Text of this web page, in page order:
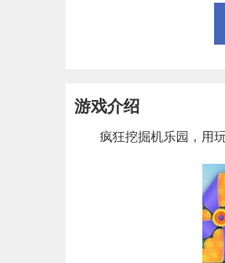
游戏介绍
疯狂挖掘机乐园，用玩